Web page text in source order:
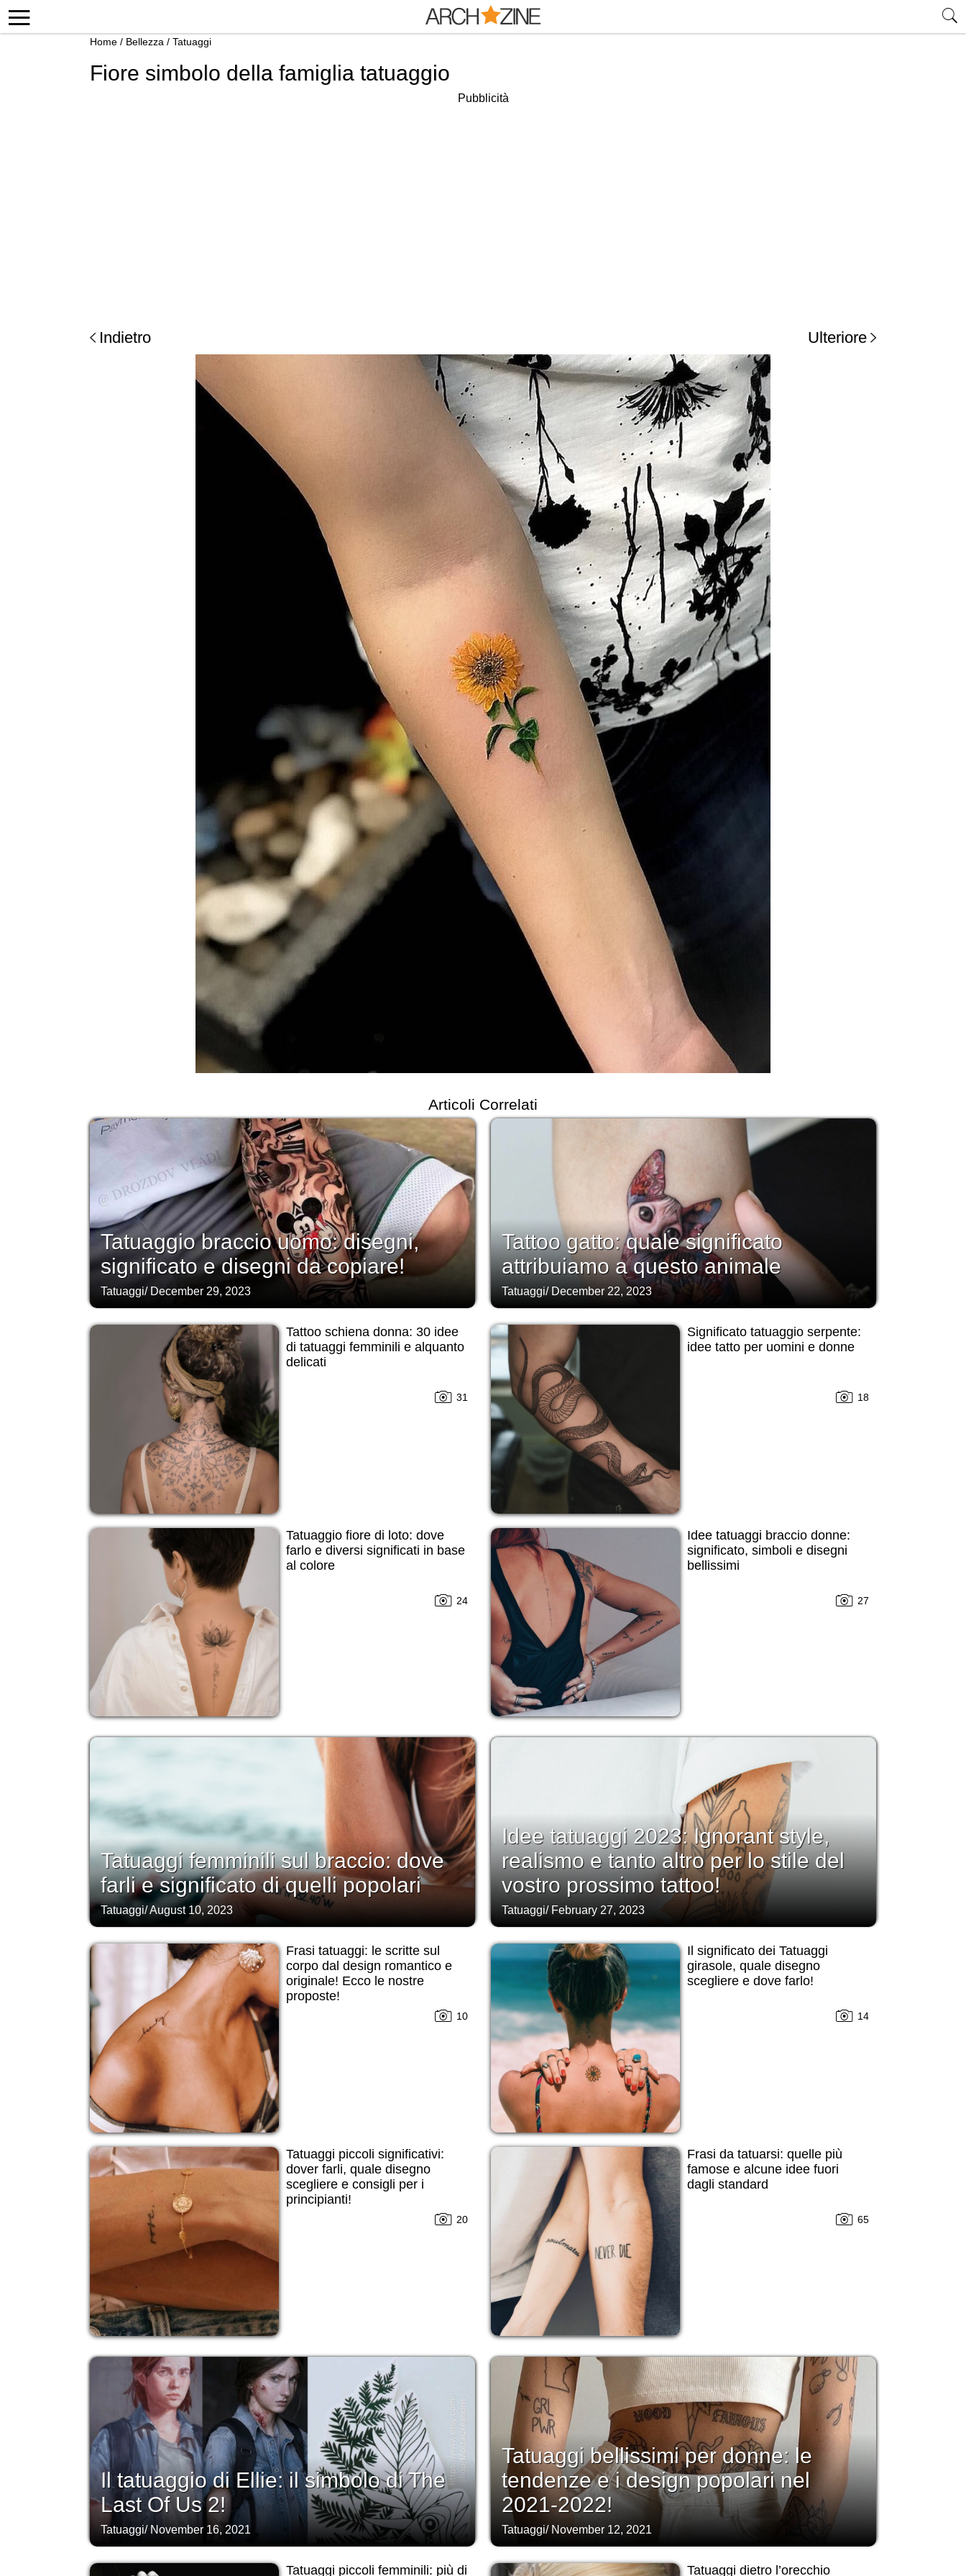
Home / Bellezza / Tatuaggi
Fiore simbolo della famiglia tatuaggio
Pubblicità
Indietro Ulteriore
Articoli Correlati
Tatuaggio braccio uomo: disegni,
significato e disegni da copiare!
Tatuaggi/ December 29, 2023
Tattoo gatto: quale significato
attribuiamo a questo animale
Tatuaggi/ December 22, 2023
Tattoo schiena donna: 30 idee
di tatuaggi femminili e alquanto
delicati
31
Significato tatuaggio serpente:
idee tatto per uomini e donne
18
Tatuaggio fiore di loto: dove
farlo e diversi significati in base
al colore
24
Idee tatuaggi braccio donne:
significato, simboli e disegni
bellissimi
27
Tatuaggi femminili sul braccio: dove
farli e significato di quelli popolari
Tatuaggi/August 10, 2023
Idee tatuaggi 2023: Ignorant style,
realismo e tanto altro per lo stile del
vostro prossimo tattoo!
Tatuaggi/ February 27, 2023
Frasi tatuaggi: le scritte sul
corpo dal design romantico e
originale! Ecco le nostre
proposte!
10
Il significato dei Tatuaggi
girasole, quale disegno
scegliere e dove farlo!
14
Tatuaggi piccoli significativi:
dover farli, quale disegno
scegliere e consigli per i
principianti!
20
Frasi da tatuarsi: quelle più
famose e alcune idee fuori
dagli standard
65
Il tatuaggio di Ellie: il simbolo di The
Last Of Us 2!
Tatuaggi/ November 16, 2021
Tatuaggi bellissimi per donne: le
tendenze e i design popolari nel
2021-2022!
Tatuaggi/ November 12, 2021
Tatuaggi piccoli femminili: più di Tatuaggi dietro l’orecchio